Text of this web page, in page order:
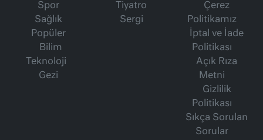
Spor
Sağlık
Popüler
Bilim
Teknoloji
Gezi
Tiyatro
Sergi
Çerez
Politikamız
İptal ve İade
Politikası
Açık Rıza
Metni
Gizlilik
Politikası
Sıkça Sorulan
Sorular